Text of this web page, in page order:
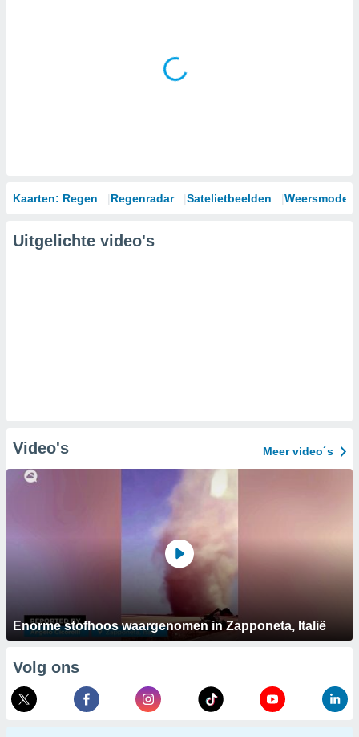
Kaarten: Regen Regenradar Satelietbeelden
Uitgelichte video's
Video's Meer video´s
Enorme stofhoos waargenomen in Zapponeta, Italië
Volg ons